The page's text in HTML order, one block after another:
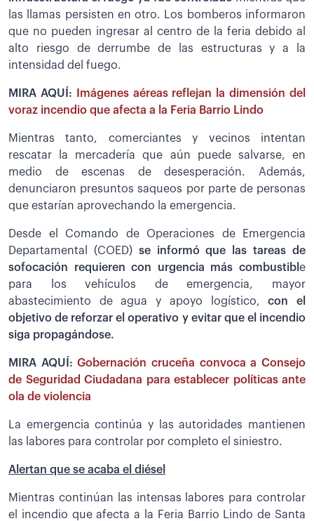
las llamas persisten en otro. Los bomberos informaron
que no pueden ingresar al centro de la feria debido al
alto riesgo de derrumbe de las estructuras y a la
intensidad del fuego.
MIRA AQUÍ:
Imágenes aéreas reflejan la dimensión del
voraz incendio que afecta a la Feria Barrio Lindo
Mientras tanto, comerciantes y vecinos intentan
rescatar la mercadería que aún puede salvarse, en
medio de escenas de desesperación. Además,
denunciaron presuntos saqueos por parte de personas
que estarían aprovechando la emergencia.
Desde el Comando de Operaciones de Emergencia
Departamental (COED) se informó que las tareas de
sofocación requieren con urgencia más combustibl e
para los vehículos de emergencia, mayor
abastecimiento de agua y apoyo logístico, con el
objetivo de reforzar el operativo y evitar que el incendio
siga propagándose.
MIRA AQUÍ:Gobernación cruceña convoca a Consejo
de Seguridad Ciudadana para establecer políticas ante
ola de violencia
La emergencia continúa y las autoridades mantienen
las labores para controlar por completo el siniestro.
Alertan que se acaba el diésel
Mientras continúan las intensas labores para controlar
el incendio que afecta a la Feria Barrio Lindo de Santa